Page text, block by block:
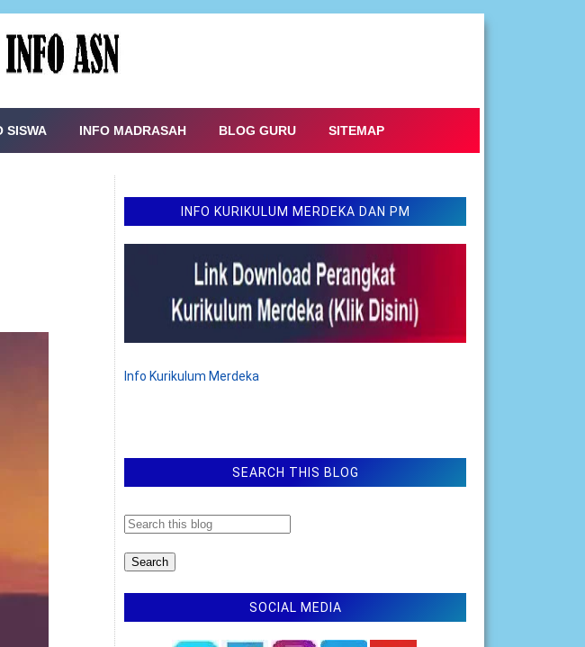
SISWA INFO MADRASAH BLOG GURU SITEMAP
INFO KURIKULUM MERDEKA DAN PM
Info Kurikulum Merdeka
SEARCH THIS BLOG
SOCIAL MEDIA